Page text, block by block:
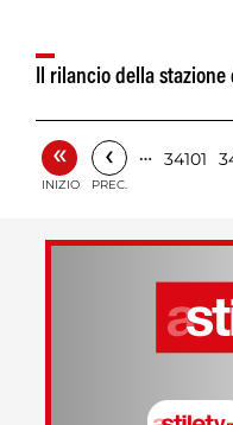
Il rilancio della stazione
«
INIZIO
‹
PREC.
… 34101